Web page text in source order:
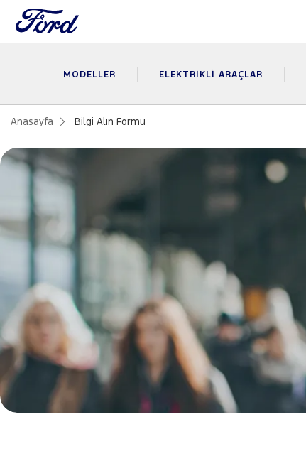
MODELLER ELEKTRIKLI ARAÇLAR
Anasayfa Bilgi Alın Formu